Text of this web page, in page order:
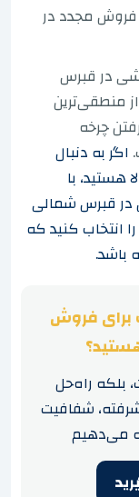
مجدد در
در قبرس
منطقی‌ترین
چرخه
اگر به دنبال
هستید، با
در قبرس شمالی
انتخاب کنید که
باشد.
برای فروش
بلکه راه‌حل
شفافیت
می‌دهیم